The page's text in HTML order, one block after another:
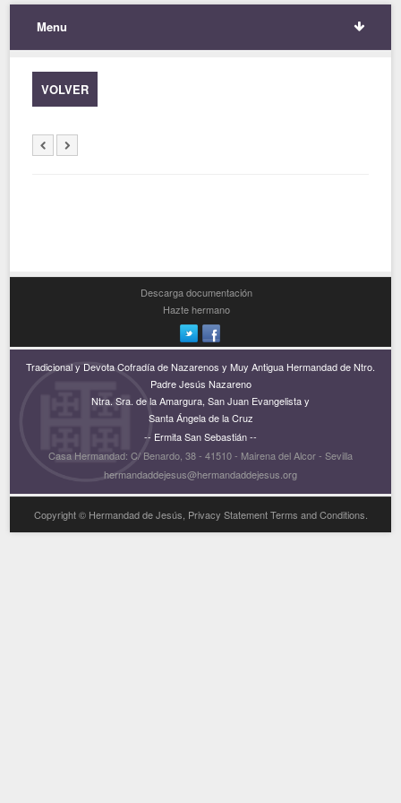
Menu
VOLVER
Descarga documentación
Hazte hermano
Tradicional y Devota Cofradía de Nazarenos y Muy Antigua Hermandad de Ntro.
Padre Jesús Nazareno
Ntra. Sra. de la Amargura, San Juan Evangelista y
Santa Ángela de la Cruz
-- Ermita San Sebastián --
Casa Hermandad: C/ Benardo, 38 - 41510 - Mairena del Alcor - Sevilla
hermandaddejesus@hermandaddejesus.org
Copyright © Hermandad de Jesús, Privacy Statement Terms and Conditions.